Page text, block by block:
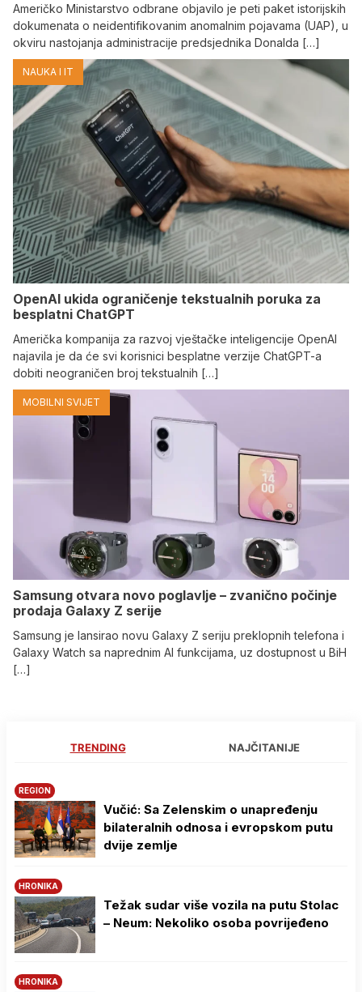
Američko Ministarstvo odbrane objavilo je peti paket istorijskih
dokumenata o neidentifikovanim anomalnim pojavama (UAP), u
okviru nastojanja administracije predsjednika Donalda […]
NAUKA I IT
OpenAI ukida ograničenje tekstualnih poruka za
besplatni ChatGPT
Američka kompanija za razvoj vještačke inteligencije OpenAI
najavila je da će svi korisnici besplatne verzije ChatGPT-a
dobiti neograničen broj tekstualnih […]
MOBILNI SVIJET
Samsung otvara novo poglavlje – zvanično počinje
prodaja Galaxy Z serije
Samsung je lansirao novu Galaxy Z seriju preklopnih telefona i
Galaxy Watch sa naprednim AI funkcijama, uz dostupnost u BiH
[…]
TRENDING NAJČITANIJE
REGION
Vučić: Sa Zelenskim o unapređenju
bilateralnih odnosa i evropskom putu
dvije zemlje
HRONIKA
Težak sudar više vozila na putu Stolac
– Neum: Nekoliko osoba povrijeđeno
HRONIKA